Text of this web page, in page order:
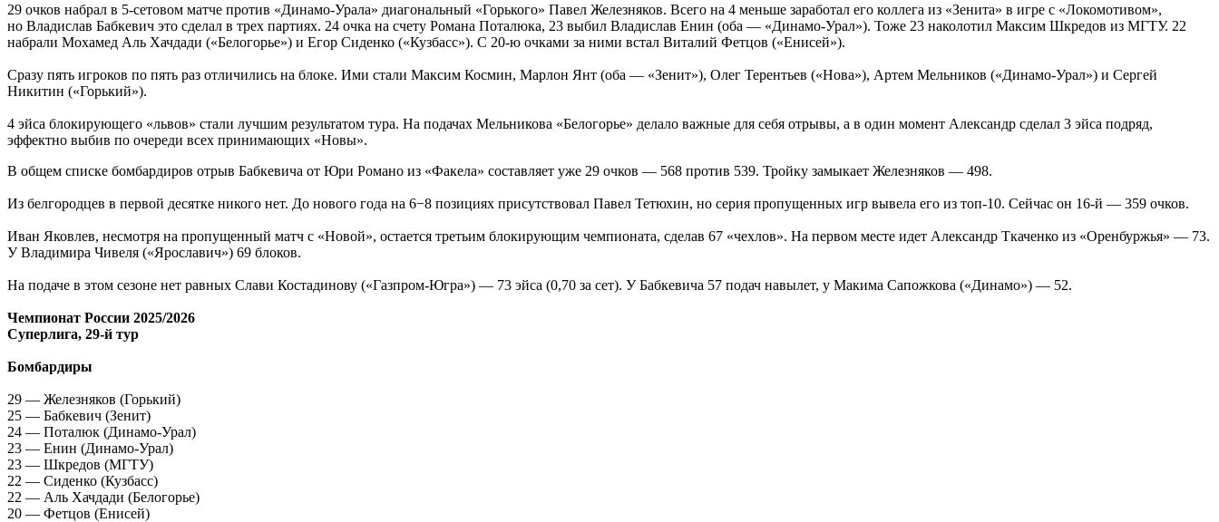
29 очков набрал в 5-сетовом матче против «Динамо-Урала» диагональный «Горького» Павел Железняков. Всего на 4 меньше заработал его коллега из «Зенита» в игре с «Локомотивом»,
но Владислав Бабкевич это сделал в трех партиях. 24 очка на счету Романа Поталюка, 23 выбил Владислав Енин (оба — «Динамо-Урал»). Тоже 23 наколотил Максим Шкредов из МГТУ. 22
набрали Мохамед Аль Хачдади («Белогорье») и Егор Сиденко («Кузбасс»). С 20-ю очками за ними встал Виталий Фетцов («Енисей»).
Сразу пять игроков по пять раз отличились на блоке. Ими стали Максим Космин, Марлон Янт (оба — «Зенит»), Олег Терентьев («Нова»), Артем Мельников («Динамо-Урал») и Сергей
Никитин («Горький»).
4 эйса блокирующего «львов» стали лучшим результатом тура. На подачах Мельникова «Белогорье» делало важные для себя отрывы, а в один момент Александр сделал 3 эйса подряд,
эффектно выбив по очереди всех принимающих «Новы».
В общем списке бомбардиров отрыв Бабкевича от Юри Романо из «Факела» составляет уже 29 очков — 568 против 539. Тройку замыкает Железняков — 498.
Из белгородцев в первой десятке никого нет. До нового года на 6−8 позициях присутствовал Павел Тетюхин, но серия пропущенных игр вывела его из топ-10. Сейчас он 16-й — 359 очков.
Иван Яковлев, несмотря на пропущенный матч с «Новой», остается третьим блокирующим чемпионата, сделав 67 «чехлов». На первом месте идет Александр Ткаченко из «Оренбуржья» — 73.
У Владимира Чивеля («Ярославич») 69 блоков.
На подаче в этом сезоне нет равных Слави Костадинову («Газпром-Югра») — 73 эйса (0,70 за сет). У Бабкевича 57 подач навылет, у Макима Сапожкова («Динамо») — 52.
Чемпионат России 2025/2026
Суперлига, 29-й тур
Бомбардиры
29 — Железняков (Горький)
25 — Бабкевич (Зенит)
24 — Поталюк (Динамо-Урал)
23 — Енин (Динамо-Урал)
23 — Шкредов (МГТУ)
22 — Сиденко (Кузбасс)
22 — Аль Хачдади (Белогорье)
20 — Фетцов (Енисей)